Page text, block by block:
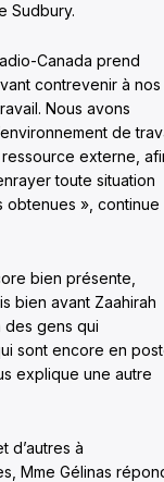
Sudbury.
Canada prend
contrevenir à nos
Nous avons
de
ressource externe,
toute situation
obtenues », continue
bien présente,
bien avant Zaahirah
des gens qui
sont encore en
explique une autre
d’autres à
Mme Gélinas